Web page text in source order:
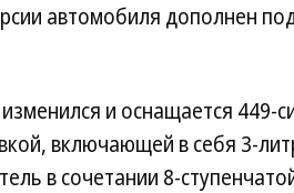
автомобиля дополнен
и оснащается 449-
включающей в себя 3-
в сочетании 8-